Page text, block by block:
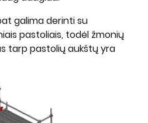
galima derinti su
pastoliais, todėl žmonių
tarp pastolių aukštų yra